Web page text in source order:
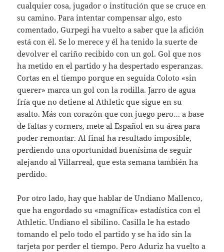
cualquier cosa, jugador o institución que se cruce en
su camino. Para intentar compensar algo, esto
comentado, Gurpegi ha vuelto a saber que la afición
está con él. Se lo merece y él ha tenido la suerte de
devolver el cariño recibido con un gol. Gol que nos
ha metido en el partido y ha despertado esperanzas.
Cortas en el tiempo porque en seguida Coloto «sin
querer» marca un gol con la rodilla. Jarro de agua
fría que no detiene al Athletic que sigue en su
asalto. Más con corazón que con juego pero… a base
de faltas y corners, mete al Español en su área para
poder remontar. Al final ha resultado imposible,
perdiendo una oportunidad buenísima de seguir
alejando al Villarreal, que esta semana también ha
perdido.
Por otro lado, hay que hablar de Undiano Mallenco,
que ha engordado su «magnífica» estadística con el
Athletic. Undiano el sibilino. Casilla le ha estado
tomando el pelo todo el partido y se ha ido sin la
tarjeta por perder el tiempo. Pero Aduriz ha vuelto a